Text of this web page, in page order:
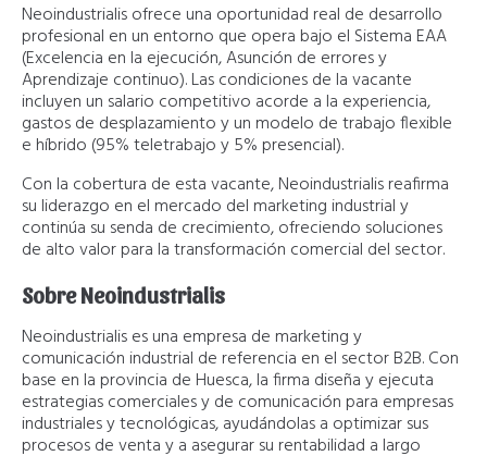
Neoindustrialis ofrece una oportunidad real de desarrollo
profesional en un entorno que opera bajo el Sistema EAA
(Excelencia en la ejecución, Asunción de errores y
Aprendizaje continuo). Las condiciones de la vacante
incluyen un salario competitivo acorde a la experiencia,
gastos de desplazamiento y un modelo de trabajo flexible
e híbrido (95% teletrabajo y 5% presencial).
Con la cobertura de esta vacante, Neoindustrialis reafirma
su liderazgo en el mercado del marketing industrial y
continúa su senda de crecimiento, ofreciendo soluciones
de alto valor para la transformación comercial del sector.
Sobre Neoindustrialis
Neoindustrialis es una empresa de marketing y
comunicación industrial de referencia en el sector B2B. Con
base en la provincia de Huesca, la firma diseña y ejecuta
estrategias comerciales y de comunicación para empresas
industriales y tecnológicas, ayudándolas a optimizar sus
procesos de venta y a asegurar su rentabilidad a largo